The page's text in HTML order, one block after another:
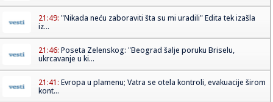
21:49: "Nikada neću zaboraviti šta su mi uradili" Edita tek izašla
iz...
21:46: Poseta Zelenskog: "Beograd šalje poruku Briselu,
ukrcavanje u ki...
21:41: Evropa u plamenu; Vatra se otela kontroli, evakuacije širom
kont...